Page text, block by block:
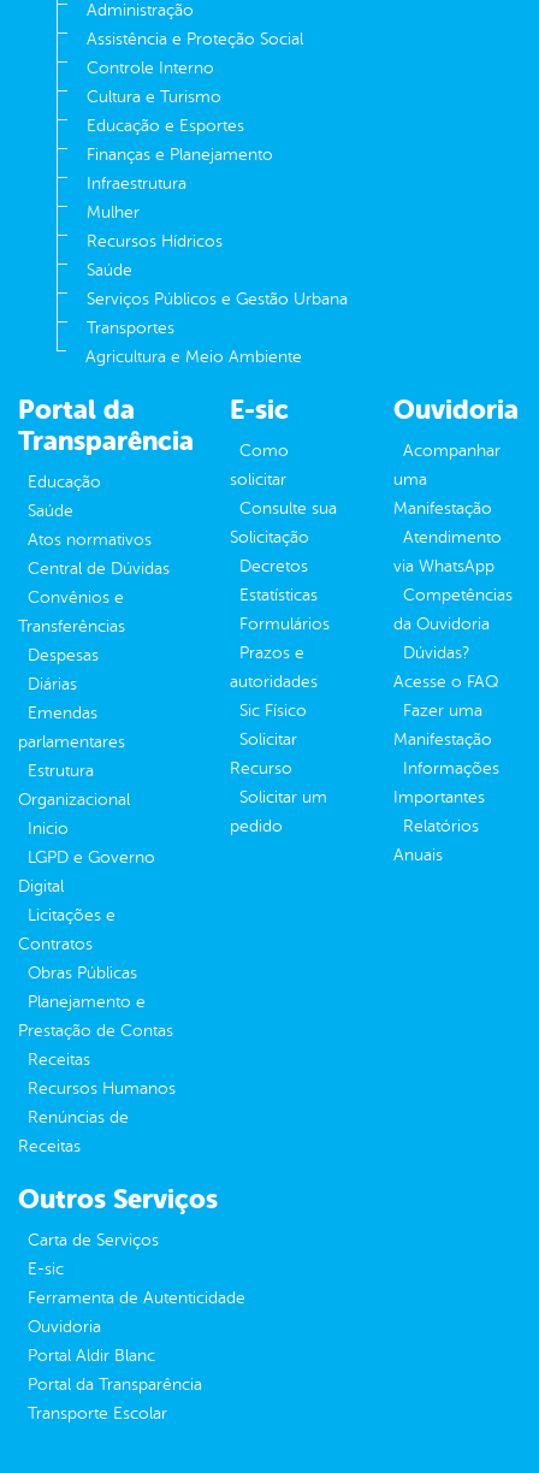
Administração
Assistência e Proteção Social
Controle Interno
Cultura e Turismo
Educação e Esportes
Finanças e Planejamento
Infraestrutura
Mulher
Recursos Hídricos
Saúde
Serviços Públicos e Gestão Urbana
Transportes
Agricultura e Meio Ambiente
Portal da
Transparência
Educação
Saúde
Atos normativos
Central de Dúvidas
Convênios e
Transferências
Despesas
Diárias
Emendas
parlamentares
Estrutura
Organizacional
Inicio
LGPD e Governo
Digital
Licitações e
Contratos
Obras Públicas
Planejamento e
Prestação de Contas
Receitas
Recursos Humanos
Renúncias de
Receitas
E-sic
Como
solicitar
Consulte sua
Solicitação
Decretos
Estatísticas
Formulários
Prazos e
autoridades
Sic Físico
Solicitar
Recurso
Solicitar um
pedido
Ouvidoria
Acompanhar
uma
Manifestação
Atendimento
via WhatsApp
Competências
da Ouvidoria
Dúvidas?
Acesse o FAQ
Fazer uma
Manifestação
Informações
Importantes
Relatórios
Anuais
Outros Serviços
Carta de Serviços
E-sic
Ferramenta de Autenticidade
Ouvidoria
Portal Aldir Blanc
Portal da Transparência
Transporte Escolar